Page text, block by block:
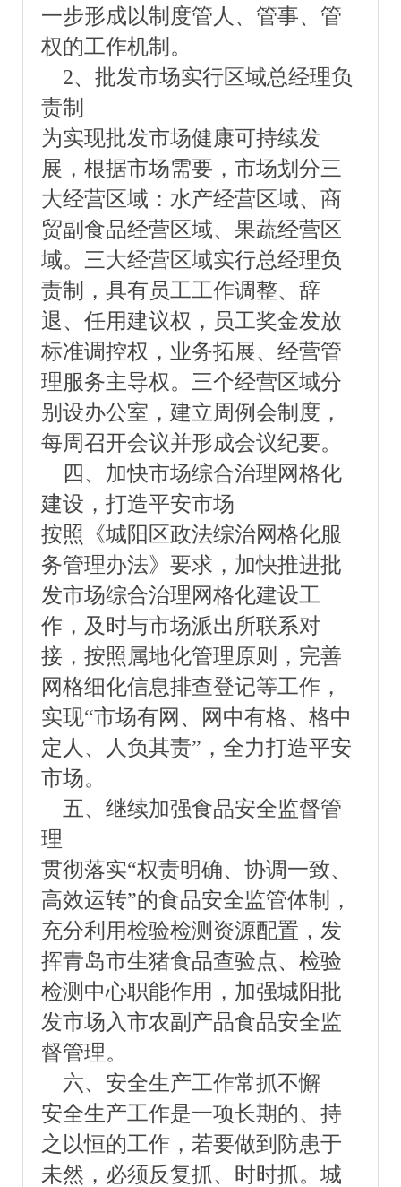
一步形成以制度管人、管事、管
权的工作机制。
2、批发市场实行区域总经理负
责制
为实现批发市场健康可持续发
展，根据市场需要，市场划分三
大经营区域：水产经营区域、商
贸副食品经营区域、果蔬经营区
域。三大经营区域实行总经理负
责制，具有员工工作调整、辞
退、任用建议权，员工奖金发放
标准调控权，业务拓展、经营管
理服务主导权。三个经营区域分
别设办公室，建立周例会制度，
每周召开会议并形成会议纪要。
四、加快市场综合治理网格化
建设，打造平安市场
按照《城阳区政法综治网格化服
务管理办法》要求，加快推进批
发市场综合治理网格化建设工
作，及时与市场派出所联系对
接，按照属地化管理原则，完善
网格细化信息排查登记等工作，
实现“市场有网、网中有格、格中
定人、人负其责”，全力打造平安
市场。
五、继续加强食品安全监督管
理
贯彻落实“权责明确、协调一致、
高效运转”的食品安全监管体制，
充分利用检验检测资源配置，发
挥青岛市生猪食品查验点、检验
检测中心职能作用，加强城阳批
发市场入市农副产品食品安全监
督管理。
六、安全生产工作常抓不懈
安全生产工作是一项长期的、持
之以恒的工作，若要做到防患于
未然，必须反复抓、时时抓。城